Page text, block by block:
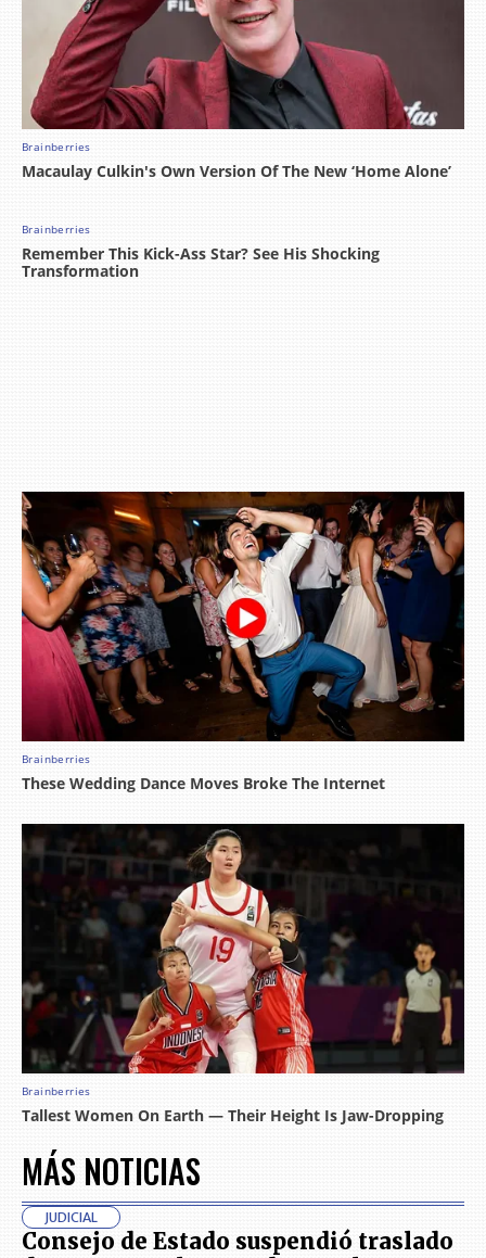
MÁS NOTICIAS
JUDICIAL
Consejo de Estado suspendió traslado